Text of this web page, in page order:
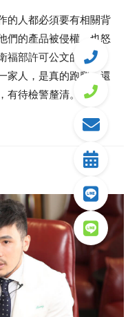
的人都必須要有相關背
們的產品被侵權，也怒
福部許可公文的器材，
家人，是真的跑腿，還
有待檢警釐清。